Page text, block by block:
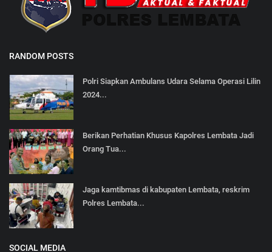
RANDOM POSTS
Polri Siapkan Ambulans Udara Selama Operasi Lilin
2024...
Berikan Perhatian Khusus Kapolres Lembata Jadi
Orang Tua...
Jaga kamtibmas di kabupaten Lembata, reskrim
Polres Lembata...
SOCIAL MEDIA